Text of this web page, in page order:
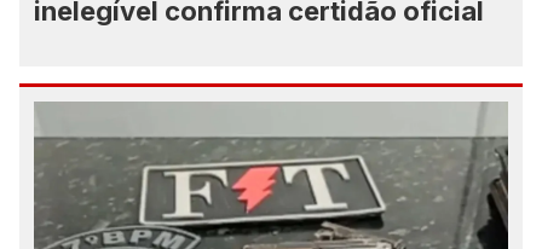
inelegível confirma certidão oficial